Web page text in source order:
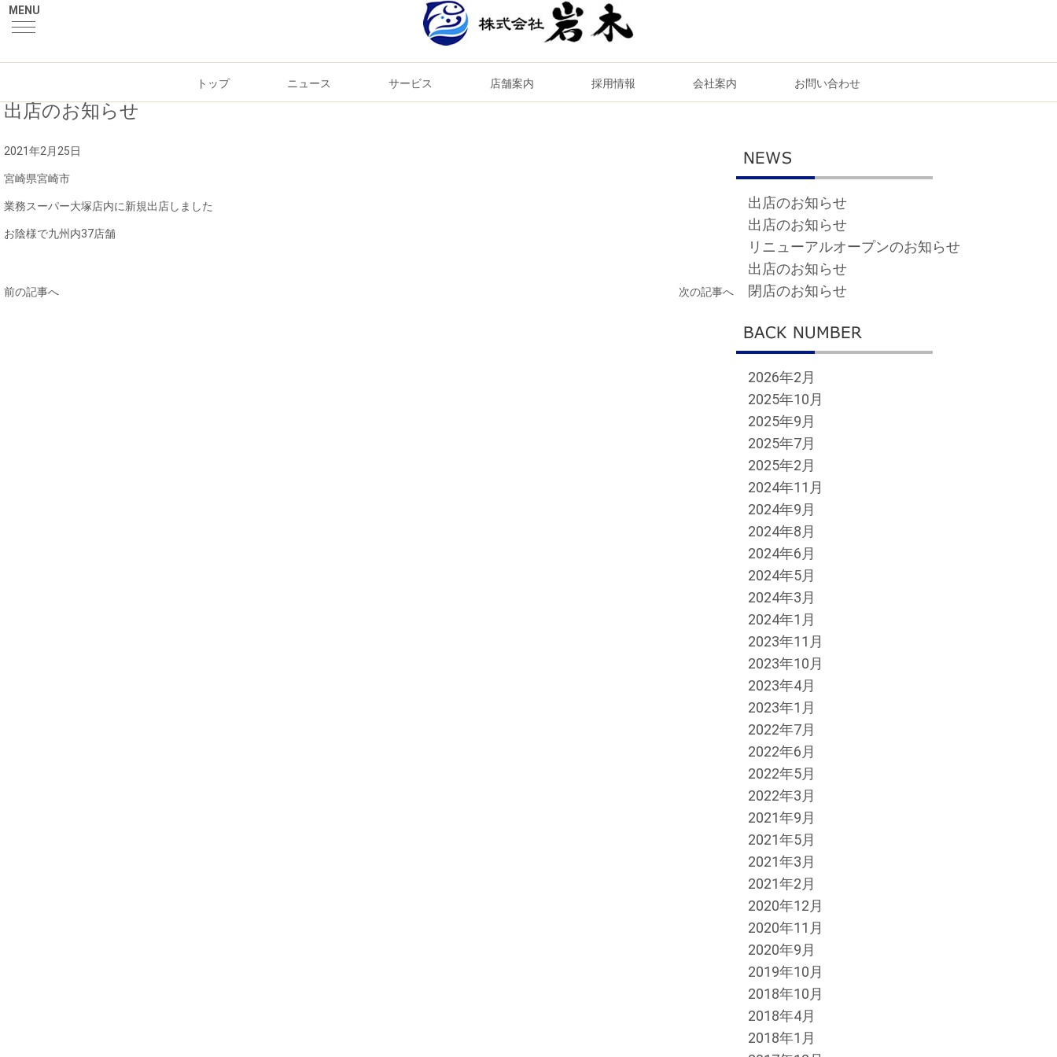
トップ ニュース サービス 店舗案内 採用情報 会社案内 お問い合わせ
MENU
出店のお知らせ
2021年2月25日
宮崎県宮崎市
業務スーパー大塚店内に新規出店しました
お陰様で九州内37店舗
前の記事へ 次の記事へ
出店のお知らせ
出店のお知らせ
リニューアルオープンのお知らせ
出店のお知らせ
閉店のお知らせ
2026年2月
2025年10月
2025年9月
2025年7月
2025年2月
2024年11月
2024年9月
2024年8月
2024年6月
2024年5月
2024年3月
2024年1月
2023年11月
2023年10月
2023年4月
2023年1月
2022年7月
2022年6月
2022年5月
2022年3月
2021年9月
2021年5月
2021年3月
2021年2月
2020年12月
2020年11月
2020年9月
2019年10月
2018年10月
2018年4月
2018年1月